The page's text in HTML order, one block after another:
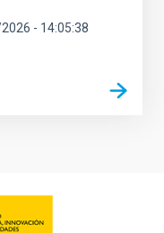
- 14:05:38